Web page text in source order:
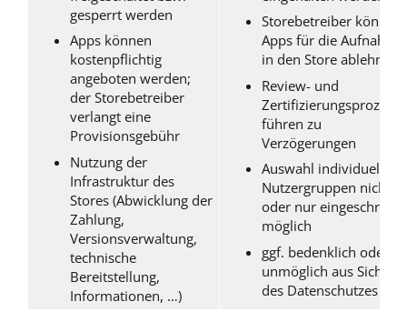
gesperrt werden
Apps können
kostenpflichtig
angeboten werden;
der Storebetreiber
verlangt eine
Provisionsgebühr
Nutzung der
Infrastruktur des
Stores (Abwicklung der
Zahlung,
Versionsverwaltung,
technische
Bereitstellung,
Informationen, …)
Storebetreiber können
Apps für die Aufnahme
in den Store ablehnen
Review- und
Zertifizierungsprozesse
führen zu
Verzögerungen
Auswahl individueller
Nutzergruppen nicht
oder nur eingeschränkt
möglich
ggf. bedenklich oder
unmöglich aus Sicht
des Datenschutzes